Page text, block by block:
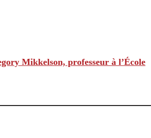
Mikkelson, professeur à l’École